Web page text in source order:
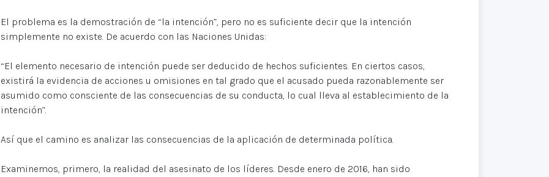
El problema es la demostración de “la intención”, pero no es suficiente decir que la intención
simplemente no existe. De acuerdo con las Naciones Unidas:
“El elemento necesario de intención puede ser deducido de hechos suficientes. En ciertos casos,
existirá la evidencia de acciones u omisiones en tal grado que el acusado pueda razonablemente ser
asumido como consciente de las consecuencias de su conducta, lo cual lleva al establecimiento de la
intención”.
Así que el camino es analizar las consecuencias de la aplicación de determinada política.
Examinemos, primero, la realidad del asesinato de los líderes. Desde enero de 2016, han sido